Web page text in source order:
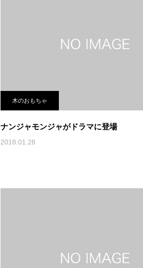
木のおもちゃ
ナンジャモンジャがドラマに登場
2018.01.28